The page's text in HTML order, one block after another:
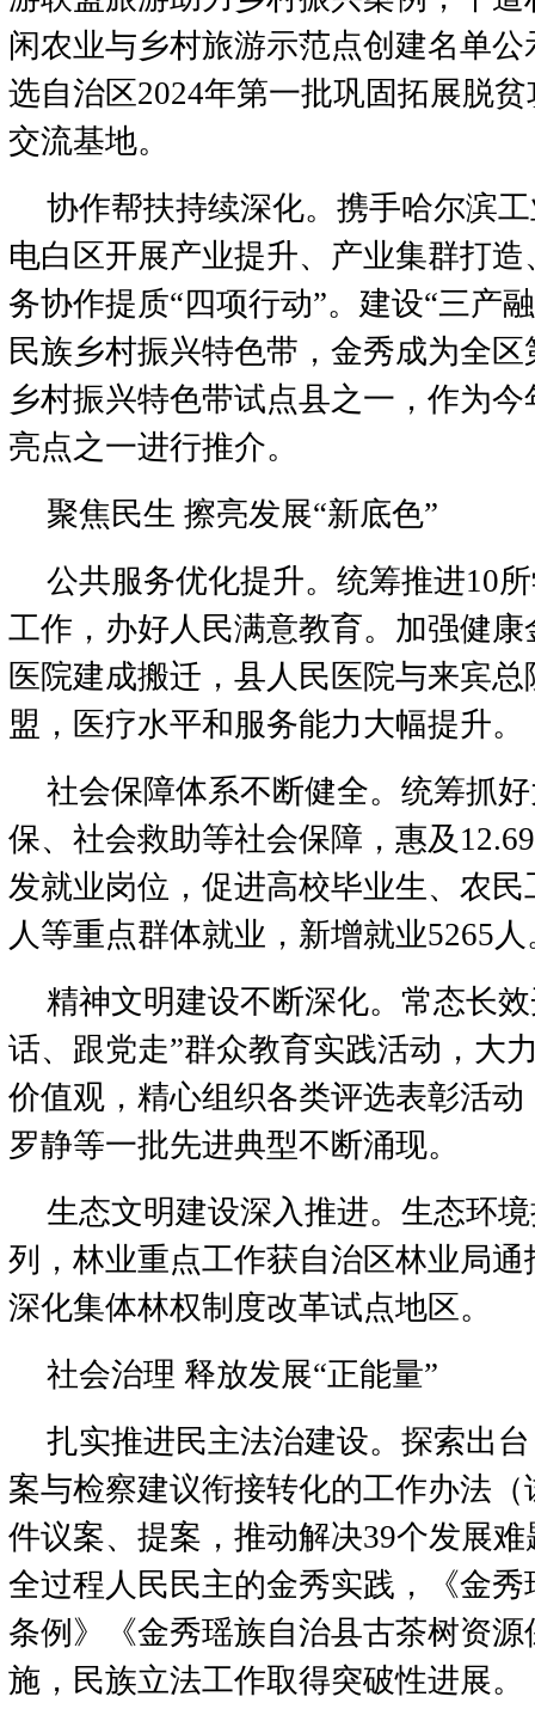
闲农业与乡村旅游示范点创建名单
选自治区2024年第一批巩固拓展脱
交流基地。
协作帮扶持续深化。携手哈尔滨
电白区开展产业提升、产业集群打
务协作提质“四项行动”。建设“三产
民族乡村振兴特色带，金秀成为全
乡村振兴特色带试点县之一，作为
亮点之一进行推介。
聚焦民生 擦亮发展“新底色”
公共服务优化提升。统筹推进10
工作，办好人民满意教育。加强健
医院建成搬迁，县人民医院与来宾
盟，医疗水平和服务能力大幅提升。
社会保障体系不断健全。统筹抓
保、社会救助等社会保障，惠及
发就业岗位，促进高校毕业生、农
人等重点群体就业，新增就业5265人
精神文明建设不断深化。常态长
话、跟党走”群众教育实践活动，大
价值观，精心组织各类评选表彰活
罗静等一批先进典型不断涌现。
生态文明建设深入推进。生态环
列，林业重点工作获自治区林业局
深化集体林权制度改革试点地区。
社会治理 释放发展“正能量”
扎实推进民主法治建设。探索出
案与检察建议衔接转化的工作办法
件议案、提案，推动解决39个发展
全过程人民民主的金秀实践，《金
条例》《金秀瑶族自治县古茶树资
施，民族立法工作取得突破性进展。